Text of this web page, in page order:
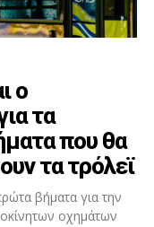
ο
τα
που θα
τα τρόλεϊ
βήματα για την
οχημάτων